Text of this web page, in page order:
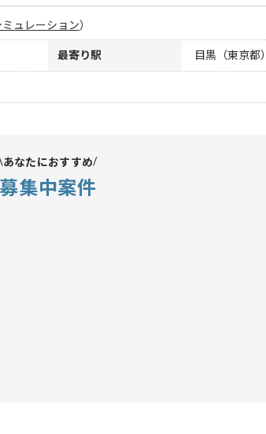
ミュレーション）
最寄り駅 目黒（東京都）
あなたにおすすめ
募集中案件